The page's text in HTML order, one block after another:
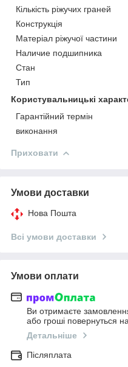
Кількість ріжучих граней
Конструкція
Матеріал ріжучої частини
Наличие подшипника
Стан
Тип
Користувальницькі
Гарантійний термін
виконання
Приховати
Умови доставки
Нова Пошта
Всі умови доставки
Умови оплати
Ви отримаєте
або гроші повернуться
Детальніше
Післяплата